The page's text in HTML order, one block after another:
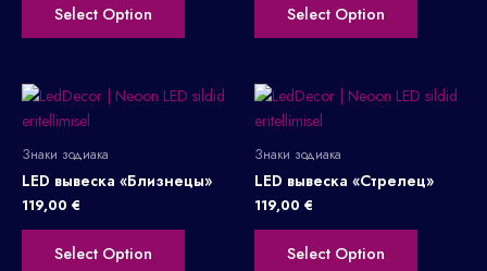
Select Option Select Option
Знаки зодиака
LED вывеска «Близнецы»
119,00 €
Select Option
Знаки зодиака
LED вывеска «Стрелец»
119,00 €
Select Option